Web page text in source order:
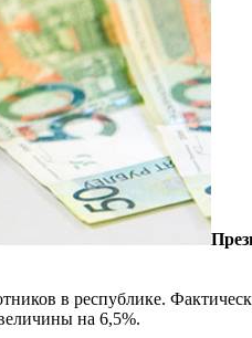
в республике.
на 6,5%.